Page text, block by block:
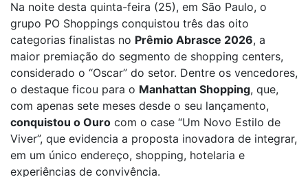
Na noite desta quinta-feira (25), em São Paulo, o
grupo PO Shoppings conquistou três das oito
categorias finalistas no Prêmio Abrasce 2026, a
maior premiação do segmento de shopping centers,
considerado o “Oscar” do setor. Dentre os vencedores,
o destaque ficou para o Manhattan Shopping, que,
com apenas sete meses desde o seu lançamento,
conquistou o Ouro com o case “Um Novo Estilo de
Viver”, que evidencia a proposta inovadora de integrar,
em um único endereço, shopping, hotelaria e
experiências de convivência.